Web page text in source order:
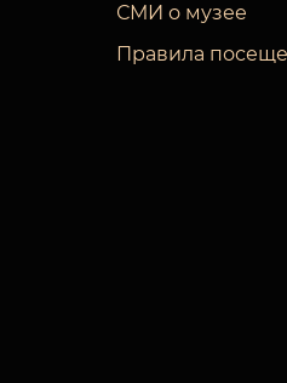
СМИ о музее
Правила